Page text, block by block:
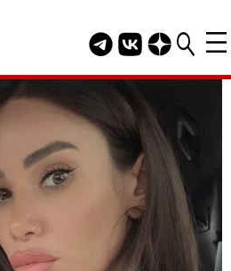
Telegram канал
Группа HELLO
Канал